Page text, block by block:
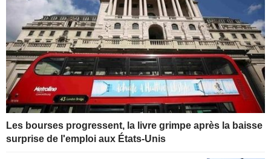
Les bourses progressent, la livre grimpe après la baisse
surprise de l'emploi aux États-Unis